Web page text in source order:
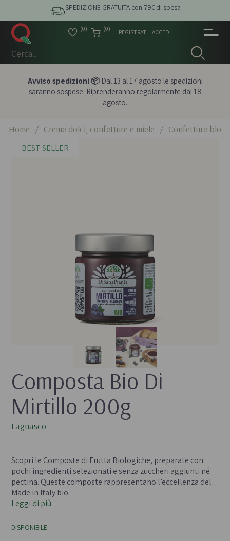
SPEDIZIONE GRATUITA con 79€ di spesa
(0) (0) REGISTRATI ACCEDI
Avviso spedizioni 📦Dal 13 al 17 agosto le spedizioni
saranno sospese. Riprenderanno regolarmente dal 18
agosto.
Home / Creme dolci, confetture e miele / Confetture bio
BEST SELLER
Composta Bio Di
Mirtillo 200g
-
Lagnasco
Scopri le Composte di Frutta Biologiche, preparate con
pochi ingredienti selezionati e senza zuccheri aggiunti né
pectina. Queste composte rappresentano l’eccellenza del
Made in Italy bio.
Leggi di più
DISPONIBILE